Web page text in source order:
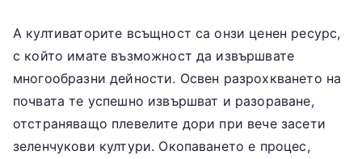
А култиваторите всъщност са онзи ценен ресурс,
с който имате възможност да извършвате
многообразни дейности. Освен разрохкването на
почвата те успешно извършват и разораване,
отстраняващо плевелите дори при вече засети
зеленчукови култури. Окопаването е процес,